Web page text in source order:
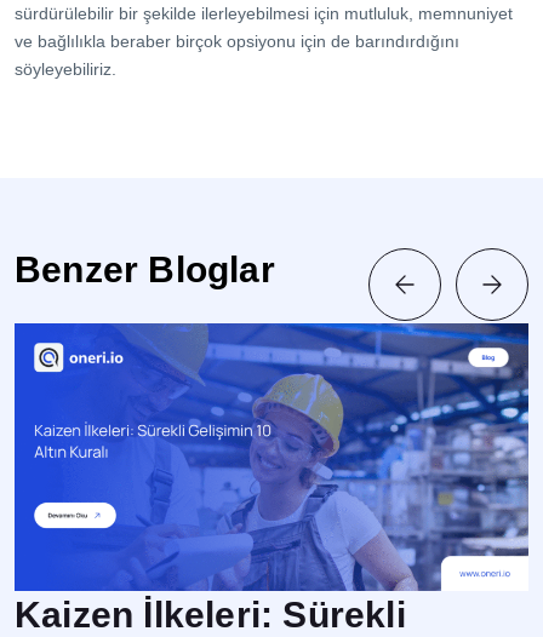
sürdürülebilir bir şekilde ilerleyebilmesi için mutluluk, memnuniyet
ve bağlılıkla beraber birçok opsiyonu için de barındırdığını
söyleyebiliriz.
Benzer Bloglar
Kaizen İlkeleri: Sürekli